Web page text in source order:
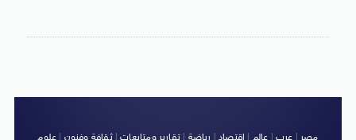
مصر عرب عالم اقتصاد رياضة |تقارير ومتابعات|ثقافة وفنون علوم